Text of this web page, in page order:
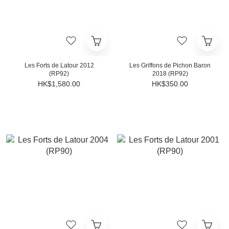
Les Forts de Latour 2012
(RP92)
HK$1,580.00
Les Griffons de Pichon Baron
2018 (RP92)
HK$350.00